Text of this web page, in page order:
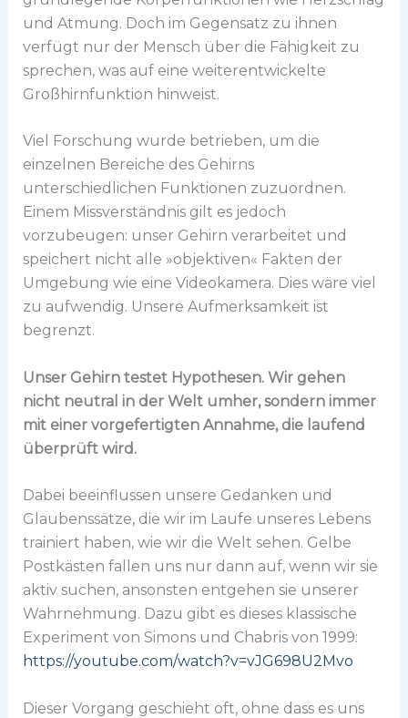
und Atmung. Doch im Gegensatz zu ihnen
verfügt nur der Mensch über die Fähigkeit zu
sprechen, was auf eine weiterentwickelte
Großhirnfunktion hinweist.
Viel Forschung wurde betrieben, um die
einzelnen Bereiche des Gehirns
unterschiedlichen Funktionen zuzuordnen.
Einem Missverständnis gilt es jedoch
vorzubeugen: unser Gehirn verarbeitet und
speichert nicht alle »objektiven« Fakten der
Umgebung wie eine Videokamera. Dies wäre viel
zu aufwendig. Unsere Aufmerksamkeit ist
begrenzt.
Unser Gehirn testet Hypothesen. Wir gehen
nicht neutral in der Welt umher, sondern immer
mit einer vorgefertigten Annahme, die laufend
überprüft wird.
Dabei beeinflussen unsere Gedanken und
Glaubenssätze, die wir im Laufe unseres Lebens
trainiert haben, wie wir die Welt sehen. Gelbe
Postkästen fallen uns nur dann auf, wenn wir sie
aktiv suchen, ansonsten entgehen sie unserer
Wahrnehmung. Dazu gibt es dieses klassische
Experiment von Simons und Chabris von 1999:
https://youtube.com/watch?v=vJG698U2Mvo
Dieser Vorgang geschieht oft, ohne dass es uns